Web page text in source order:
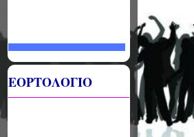
ΕΟΡΤΟΛΟΓΙΟ